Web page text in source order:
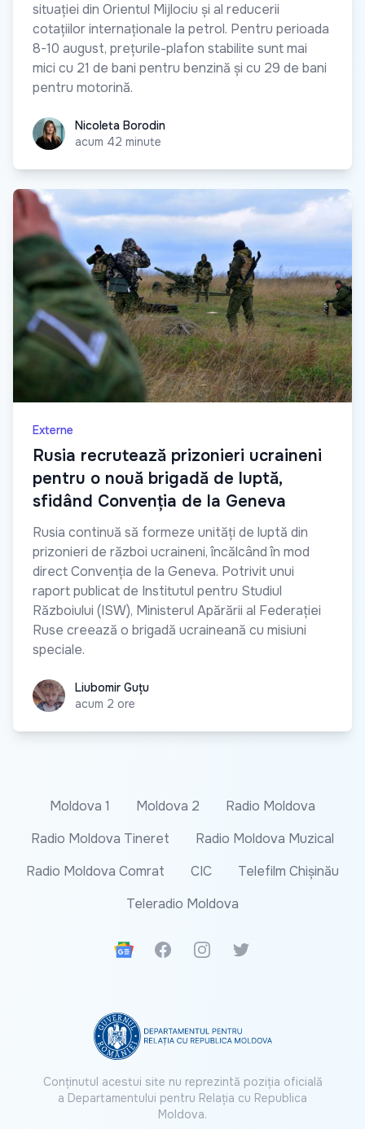
situației din Orientul Mijlociu și al reducerii
cotațiilor internaționale la petrol. Pentru perioada
8-10 august, prețurile-plafon stabilite sunt mai
mici cu 21 de bani pentru benzină și cu 29 de bani
pentru motorină.
Nicoleta Borodin
Nicoleta Borodin
acum 42 minute
Externe
Rusia recrutează prizonieri ucraineni
pentru o nouă brigadă de luptă,
sfidând Convenția de la Geneva
Rusia continuă să formeze unități de luptă din
prizonieri de război ucraineni, încălcând în mod
direct Convenția de la Geneva. Potrivit unui
raport publicat de Institutul pentru Studiul
Războiului (ISW), Ministerul Apărării al Federației
Ruse creează o brigadă ucraineană cu misiuni
speciale.
Liubomir Guțu
Liubomir Guțu
acum 2 ore
Moldova 1 Moldova 2
Radio Moldova
Radio Moldova Tineret
Radio Moldova Muzical
Radio Moldova Comrat
CIC
Telefilm Chișinău
Teleradio Moldova
Google News
FacebookInstagramTwitter
Conținutul acestui site nu reprezintă poziția oficială
a Departamentului pentru Relația cu Republica
Moldova.